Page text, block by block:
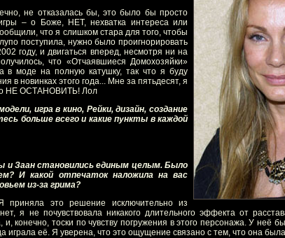
не отказалась бы, это было бы просто
– о Боже, НЕТ, нехватка интереса или
что я слишком стара для того, чтобы
поступила, нужно было проигнорировать
году, и двигаться вперед, несмотря ни на
что «Отчаявшиеся Домохозяйки»
в моде на полную катушку, так что я буду
в новинках этого года... Мне за пятьдесят, я
НЕ ОСТАНОВИТЬ! Лол
игра в кино, Рейки, дизайн, создание
больше всего и какие пункты в каждой
и Заан становились единым целым. Было
И какой отпечаток наложила на вас
из-за грима?
приняла это решение исключительно из
я не почувствовала никакого длительного эффекта от
конечно, тоски по чувству погружения в этого персонажа. У неё
играла её. Я уверена, что это ощущение связано с тем, что она